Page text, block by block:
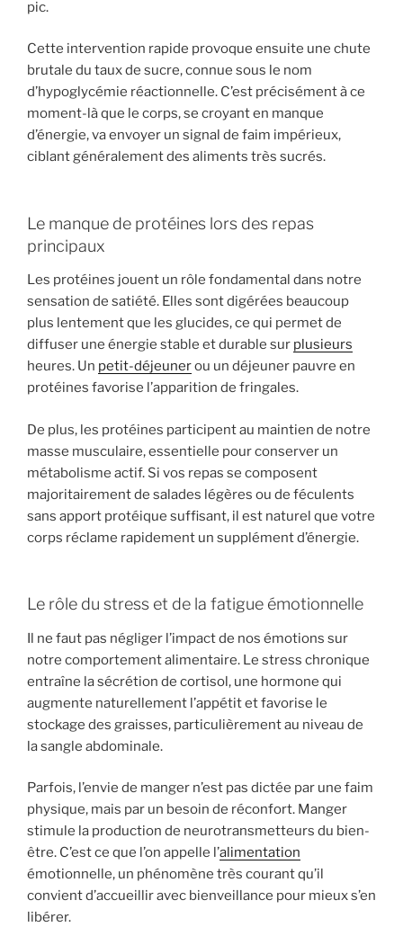
pic.
Cette intervention rapide provoque ensuite une chute
brutale du taux de sucre, connue sous le nom
d’hypoglycémie réactionnelle. C’est précisément à ce
moment-là que le corps, se croyant en manque
d’énergie, va envoyer un signal de faim impérieux,
ciblant généralement des aliments très sucrés.
Le manque de protéines lors des repas
principaux
Les protéines jouent un rôle fondamental dans notre
sensation de satiété. Elles sont digérées beaucoup
plus lentement que les glucides, ce qui permet de
diffuser une énergie stable et durable sur plusieurs
heures. Un petit-déjeunerou un déjeuner pauvre en
protéines favorise l’apparition de fringales.
De plus, les protéines participent au maintien de notre
masse musculaire, essentielle pour conserver un
métabolisme actif. Si vos repas se composent
majoritairement de salades légères ou de féculents
sans apport protéique suffisant, il est naturel que votre
corps réclame rapidement un supplément d’énergie.
Le rôle du stress et de la fatigue émotionnelle
Il ne faut pas négliger l’impact de nos émotions sur
notre comportement alimentaire. Le stress chronique
entraîne la sécrétion de cortisol, une hormone qui
augmente naturellement l’appétit et favorise le
stockage des graisses, particulièrement au niveau de
la sangle abdominale.
Parfois, l’envie de manger n’est pas dictée par une faim
physique, mais par un besoin de réconfort. Manger
stimule la production de neurotransmetteurs du bien-
être. C’est ce que l’on appelle l’alimentation
émotionnelle, un phénomène très courant qu’il
convient d’accueillir avec bienveillance pour mieux s’en
libérer.